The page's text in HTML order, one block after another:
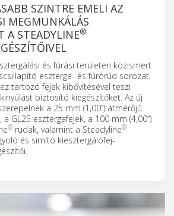
SZINTRE EMELI AZ
MEGMUNKÁLÁS
A STEADYLINE®
és fúrási területen közismert
eszterga- és fúrórúd sorozat,
tartozó fejek kibővítésével teszi
biztosító kiegészítőket. Az új
a 25 mm (1,00”) átmérőjű
a GL25 esztergafejek, a 100 mm (4,00”)
® rudak, valamint a Steadyline®
és simító kiesztergálófej-